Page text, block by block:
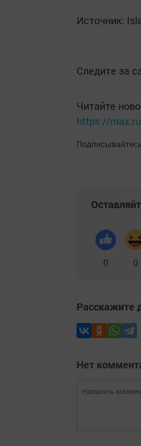
Источник:
Следите за
Читайте
https://
0 0
Расскажите
Нет